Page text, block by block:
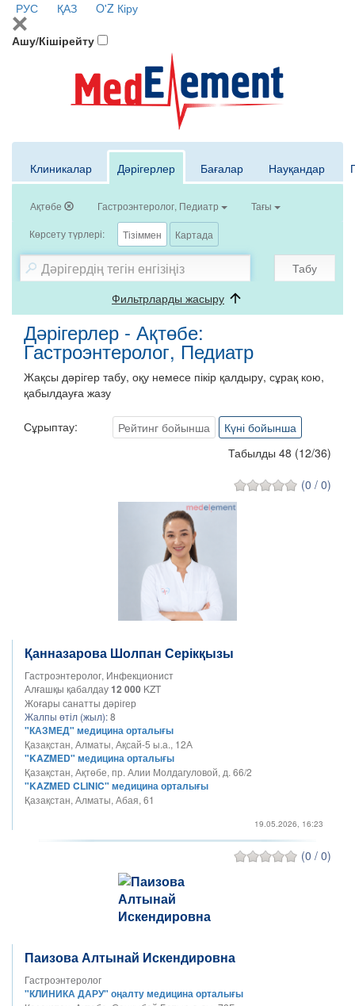
РУС ҚАЗ O'Z Кіру
Ашу/Кішірейту
Клиникалар Дәрігерлер Бағалар Науқандар
Ақтөбе Гастроэнтеролог, Педиатр Тағы
Көрсету түрлері: Тізіммен Картада
Табу
Фильтрларды жасыру
Дәрігерлер - Ақтөбе:
Гастроэнтеролог, Педиатр
Жақсы дәрігер табу, оқу немесе пікір қалдыру, сұрақ кою,
қабылдауға жазу
Сұрыптау: Рейтинг бойынша
Күні бойынша
Табылды 48 (12/36)
(0 / 0)
Қанназарова Шолпан Серікқызы
Гастроэнтеролог, Инфекционист
Алғашқы қабалдау12 000 KZT
Жоғары санатты дәрігер
Жалпы өтіл (жыл):8
"КАЗМЕД" медицина орталығы
Қазақстан, Алматы, Ақсай-5 ы.а., 12А
"KAZMED" медицина орталығы
Қазақстан, Ақтөбе, пр. Алии Молдагуловой, д. 66/2
"KAZMED CLINIC" медицина орталығы
Қазақстан, Алматы, Абая, 61
19.05.2026, 16:23
(0 / 0)
Паизова Алтынай Искендировна
Гастроэнтеролог
"КЛИНИКА ДАРУ" оңалту медицина орталығы